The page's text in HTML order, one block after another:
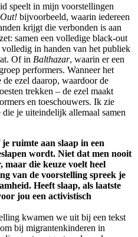
speelt in mijn voorstellingen
bijvoorbeeld, waarin iedereen
krijgt die verbonden is aan
samen een volledige black-out
in handen van het publiek
Of in Balthazar, waarin er een
performers. Wanneer het
ezel daarop, waardoor de
trekken – de ezel maakt
en toeschouwers. Ik zie
je uiteindelijk allemaal samen
je ruimte aan slaap in een
wordt. Niet dat men nooit
maar die keuze voelt heel
van de voorstelling spreek je
Heeft slaap, als laatste
jou een activistisch
kwamen we uit bij een tekst
bij migrantenkinderen in